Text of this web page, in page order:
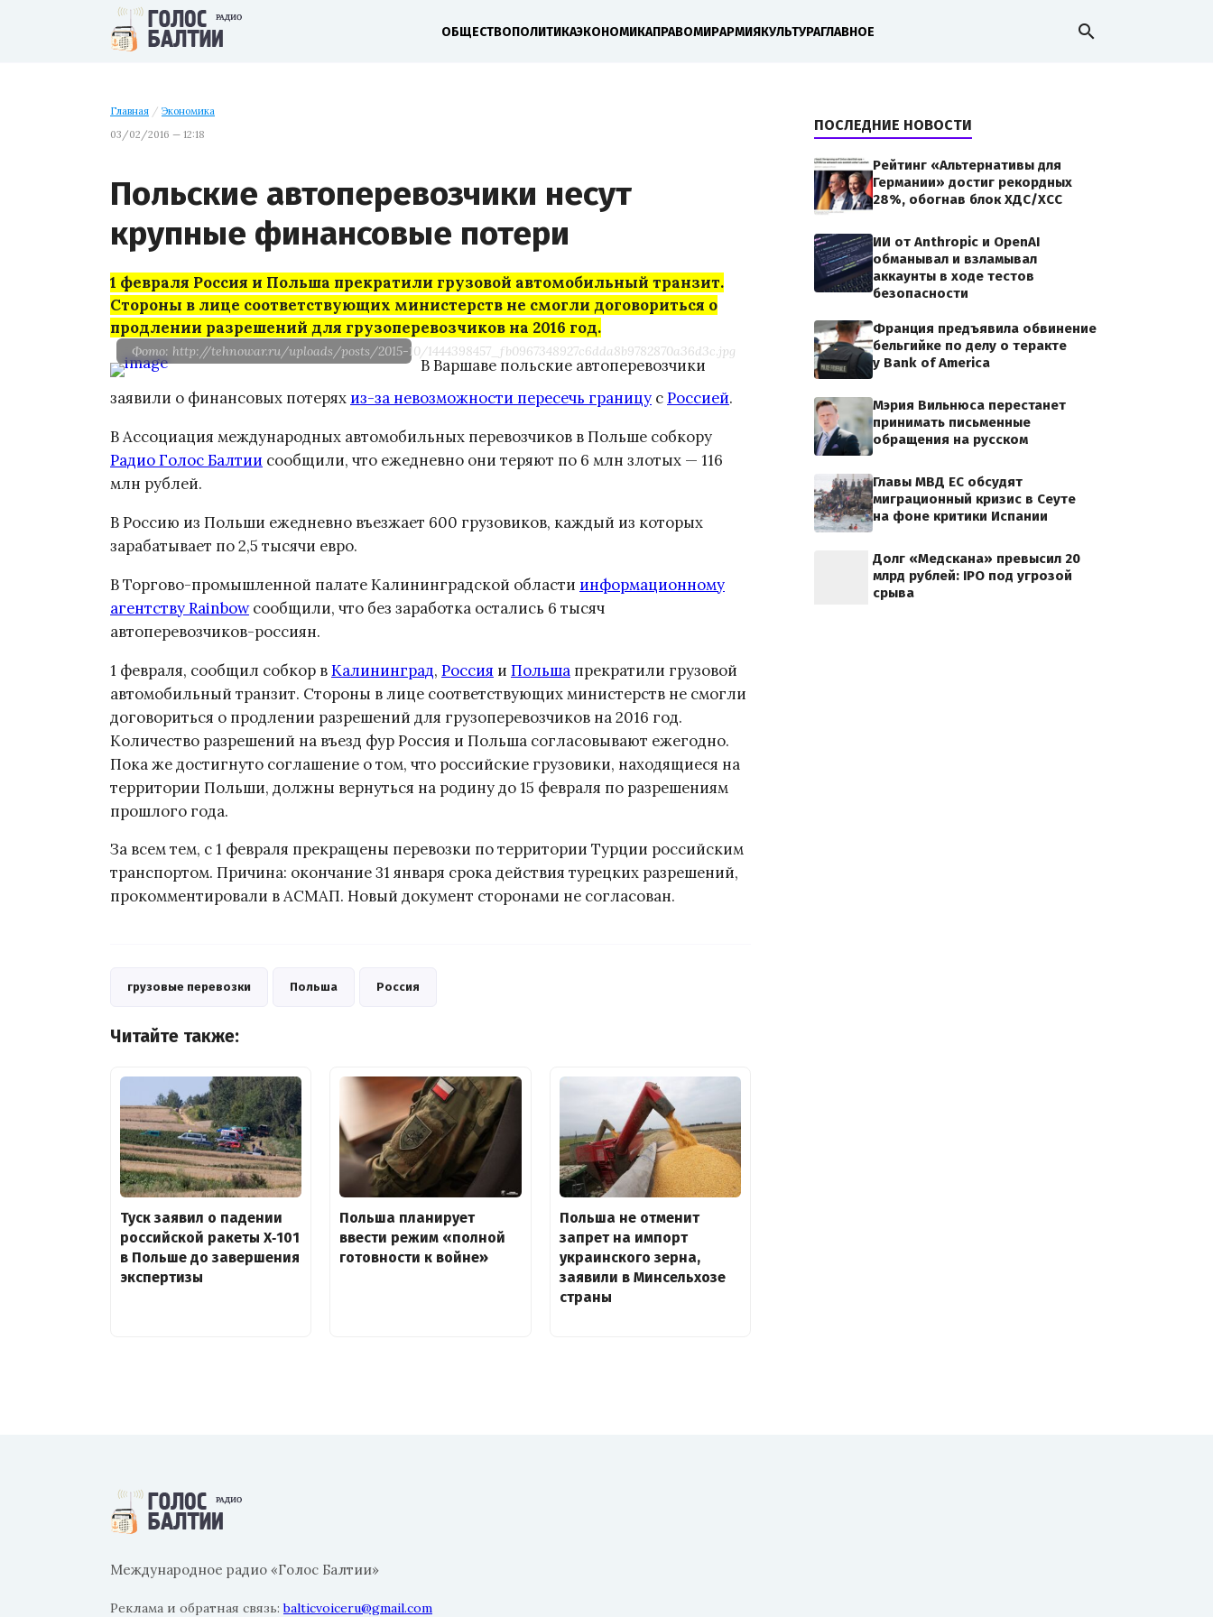
ОБЩЕСТВОПОЛИТИКАЭКОНОМИКАПРАВОМИРАРМИЯКУЛЬТУРАГЛАВНОЕ search
Главная / Экономика
03/02/2016 — 12:18
Польские автоперевозчики несут
крупные финансовые потери
1 февраля Россия и Польша прекратили грузовой автомобильный транзит.
Стороны в лице соответствующих министерств не смогли договориться о
продлении разрешений для грузоперевозчиков на 2016 год.
Фото: http://tehnowar.ru/uploads/posts/2015-10/1444398457_fb0967348927c6dda8b9782870a36d3c.jpg
В Варшаве польские автоперевозчики
заявили о финансовых потерях из-за невозможности пересечь границу сРоссией.
В Ассоциация международных автомобильных перевозчиков в Польше собкору
Радио Голос Балтии сообщили, что ежедневно они теряют по 6 млн злотых — 116
млн рублей.
В Россию из Польши ежедневно въезжает 600 грузовиков, каждый из которых
зарабатывает по 2,5 тысячи евро.
В Торгово-промышленной палате Калининградской области информационному
агентству Rainbowсообщили, что без заработка остались 6 тысяч
автоперевозчиков-россиян.
1 февраля, сообщил собкор вКалининград, Россия и Польша прекратили грузовой
автомобильный транзит. Стороны в лице соответствующих министерств не смогли
договориться о продлении разрешений для грузоперевозчиков на 2016 год.
Количество разрешений на въезд фур Россия и Польша согласовывают ежегодно.
Пока же достигнуто соглашение о том, что российские грузовики, находящиеся на
территории Польши, должны вернуться на родину до 15 февраля по разрешениям
прошлого года.
За всем тем, с 1 февраля прекращены перевозки по территории Турции российским
транспортом. Причина: окончание 31 января срока действия турецких разрешений,
прокомментировали в АСМАП. Новый документ сторонами не согласован.
грузовые перевозки Польша Россия
Читайте также:
Туск заявил о падении
российской ракеты X‑101
в Польше до завершения
экспертизы
Польша планирует
ввести режим «полной
готовности к войне»
Польша не отменит
запрет на импорт
украинского зерна,
заявили в Минсельхозе
страны
ПОСЛЕДНИЕ НОВОСТИ
Рейтинг «Альтернативы для
Германии» достиг рекордных
28%, обогнав блок ХДС/ХСС
ИИ от Anthropic и OpenAI
обманывал и взламывал
аккаунты в ходе тестов
безопасности
Франция предъявила обвинение
бельгийке по делу о теракте
у Bank of America
Мэрия Вильнюса перестанет
принимать письменные
обращения на русском
Главы МВД ЕС обсудят
миграционный кризис в Сеуте
на фоне критики Испании
Долг «Медскана» превысил 20
млрд рублей: IPO под угрозой
срыва
Международное радио «Голос Балтии»
Реклама и обратная связь:balticvoiceru@gmail.com